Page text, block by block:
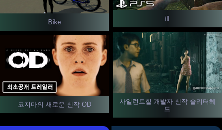
Bike ill
사일런트힐 개발자 신작 슬리터헤
드
코지마의 새로운 신작 OD